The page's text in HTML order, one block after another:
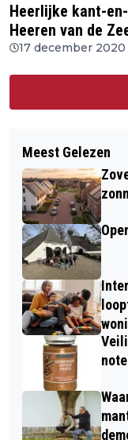
Heerlijke kant-
Heeren van de
17 december 2020
Meest Gelezen